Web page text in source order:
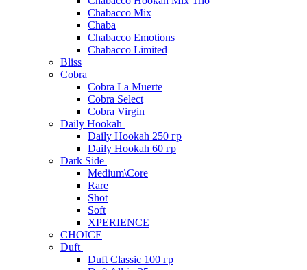
Chabacco Mix
Chaba
Chabacco Emotions
Chabacco Limited
Bliss
Cobra
Cobra La Muerte
Cobra Select
Cobra Virgin
Daily Hookah
Daily Hookah 250 гр
Daily Hookah 60 гр
Dark Side
Medium\Core
Rare
Shot
Soft
XPERIENCE
CHOICE
Duft
Duft Classic 100 гр